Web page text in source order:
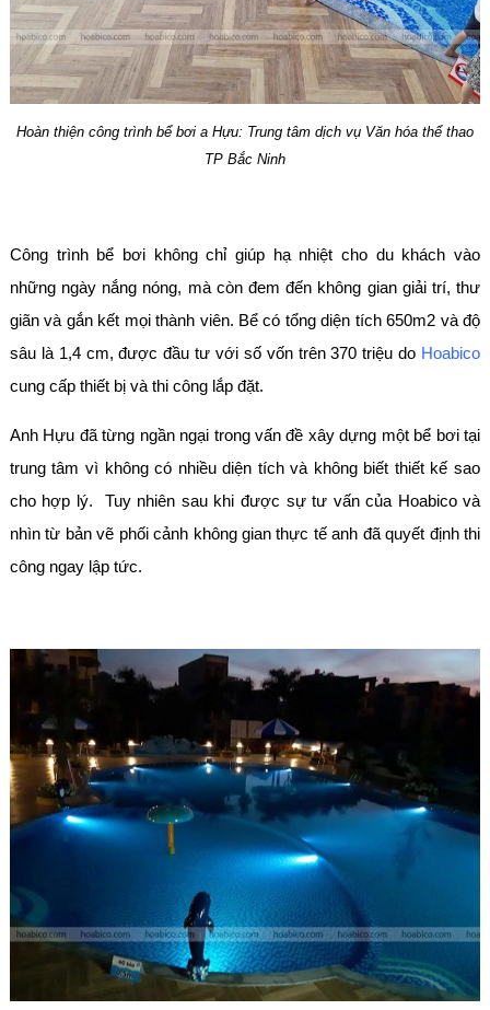
Hoàn thiện công trình bể bơi a Hựu: Trung tâm dịch vụ Văn hóa thể thao
TP Bắc Ninh
Công trình bể bơi không chỉ giúp hạ nhiệt cho du khách vào
những ngày nắng nóng, mà còn đem đến không gian giải trí, thư
giãn và gắn kết mọi thành viên. Bể có tổng diện tích 650m2 và độ
sâu là 1,4 cm, được đầu tư với số vốn trên 370 triệu do Hoabico
cung cấp thiết bị và thi công lắp đặt.
Anh Hựu đã từng ngần ngại trong vấn đề xây dựng một bể bơi tại
trung tâm vì không có nhiều diện tích và không biết thiết kế sao
cho hợp lý. Tuy nhiên sau khi được sự tư vấn của Hoabico và
nhìn từ bản vẽ phối cảnh không gian thực tế anh đã quyết định thi
công ngay lập tức.